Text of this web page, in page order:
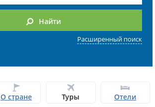
Найти
Расширенный поиск
О стране Туры Отели